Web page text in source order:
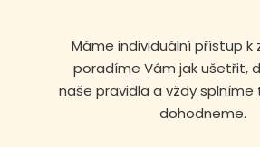
Máme individuální přístup k
poradíme Vám jak ušetřit,
naše pravidla a vždy
dohodneme.